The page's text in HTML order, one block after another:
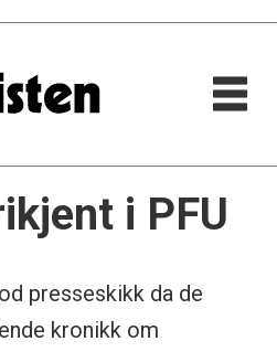
i PFU
presseskikk da de
kronikk om